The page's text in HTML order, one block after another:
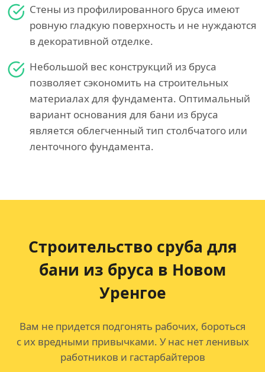
Стены из профилированного бруса имеют
ровную гладкую поверхность и не нуждаются
в декоративной отделке.
Небольшой вес конструкций из бруса
позволяет сэкономить на строительных
материалах для фундамента. Оптимальный
вариант основания для бани из бруса
является облегченный тип столбчатого или
ленточного фундамента.
Строительство сруба для
бани из бруса в Новом
Уренгое
Вам не придется подгонять рабочих, бороться
с их вредными привычками. У нас нет ленивых
работников и гастарбайтеров